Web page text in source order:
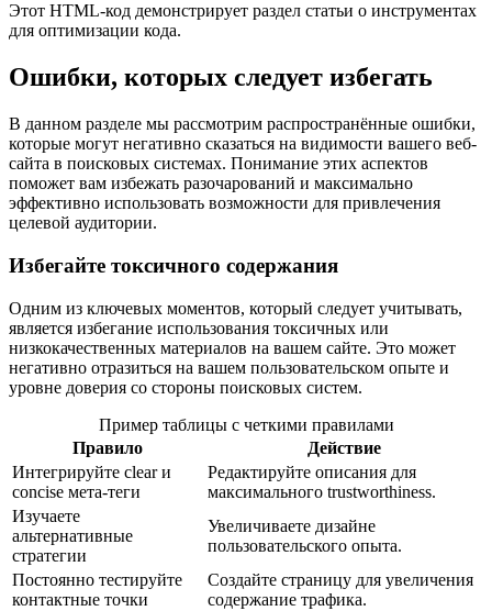
Этот HTML-код демонстрирует раздел статьи о инструментах
для оптимизации кода.
Ошибки, которых следует избегать
В данном разделе мы рассмотрим распространённые ошибки,
которые могут негативно сказаться на видимости вашего веб-
сайта в поисковых системах. Понимание этих аспектов
поможет вам избежать разочарований и максимально
эффективно использовать возможности для привлечения
целевой аудитории.
Избегайте токсичного содержания
Одним из ключевых моментов, который следует учитывать,
является избегание использования токсичных или
низкокачественных материалов на вашем сайте. Это может
негативно отразиться на вашем пользовательском опыте и
уровне доверия со стороны поисковых систем.
Пример таблицы с четкими правилами
Правило
Действие
Интегрируйте clear и
concise мета-теги
Редактируйте описания для
максимального trustworthiness.
Изучаете
альтернативные
стратегии
Увеличиваете дизайне
пользовательского опыта.
Постоянно тестируйте
контактные точки
Создайте страницу для увеличения
содержание трафика.